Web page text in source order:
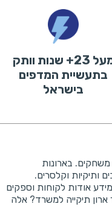
מעל 23+ שנות וותק
בתעשיית המדפים
בישראל
משחקים. בארונות
ותיקיות וקלסרים.
אודות לקוחות וספקים
ארון תיקייה למשרד? אלה